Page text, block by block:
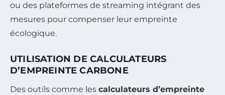
ou des plateformes de streaming intégrant des
mesures pour compenser leur empreinte
écologique.
UTILISATION DE CALCULATEURS
D’EMPREINTE CARBONE
Des outils comme les calculateurs d’empreinte